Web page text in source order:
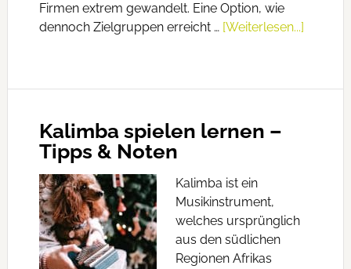
Firmen extrem gewandelt. Eine Option, wie
dennoch Zielgruppen erreicht … [Weiterlesen...]
Kalimba spielen lernen –
Tipps & Noten
Kalimba ist ein
Musikinstrument,
welches ursprünglich
aus den südlichen
Regionen Afrikas